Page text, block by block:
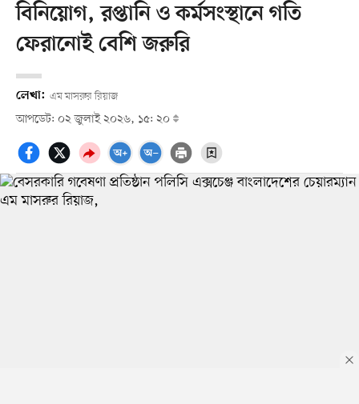
বিনিয়োগ, রপ্তানি ও কর্মসংস্থানে গতি
ফেরানোই বেশি জরুরি
লেখা: এম মাসরুর রিয়াজ
আপডেট: ০২ জুলাই ২০২৬, ১৫: ২০